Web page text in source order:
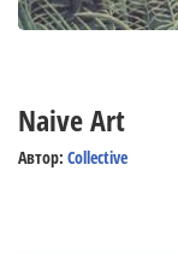
Naive Art
Автор: Collective